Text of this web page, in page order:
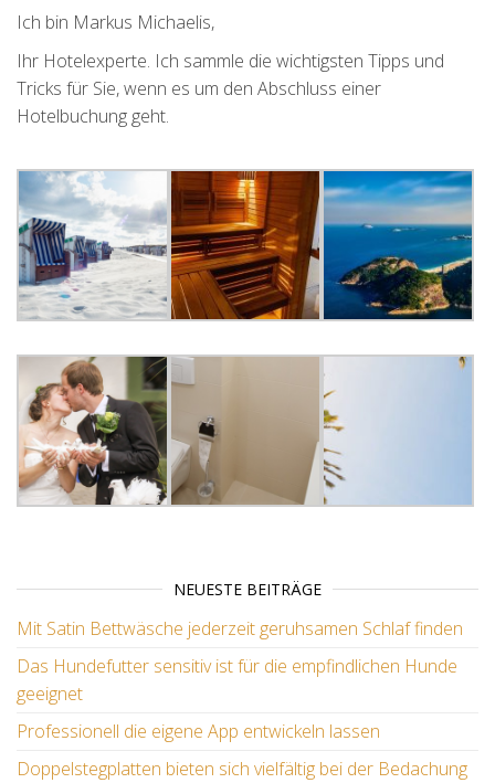
Ich bin Markus Michaelis,
Ihr Hotelexperte. Ich sammle die wichtigsten Tipps und
Tricks für Sie, wenn es um den Abschluss einer
Hotelbuchung geht.
NEUESTE BEITRÄGE
Mit Satin Bettwäsche jederzeit geruhsamen Schlaf finden
Das Hundefutter sensitiv ist für die empfindlichen Hunde
geeignet
Professionell die eigene App entwickeln lassen
Doppelstegplatten bieten sich vielfältig bei der Bedachung